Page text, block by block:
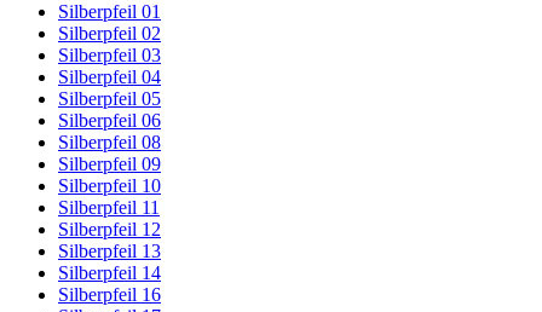
Silberpfeil 01
Silberpfeil 02
Silberpfeil 03
Silberpfeil 04
Silberpfeil 05
Silberpfeil 06
Silberpfeil 08
Silberpfeil 09
Silberpfeil 10
Silberpfeil 11
Silberpfeil 12
Silberpfeil 13
Silberpfeil 14
Silberpfeil 16